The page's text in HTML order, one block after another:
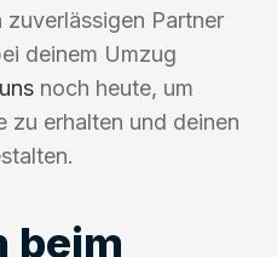
Partner
deinem Umzug
noch heute, um
zu erhalten und deinen
beim